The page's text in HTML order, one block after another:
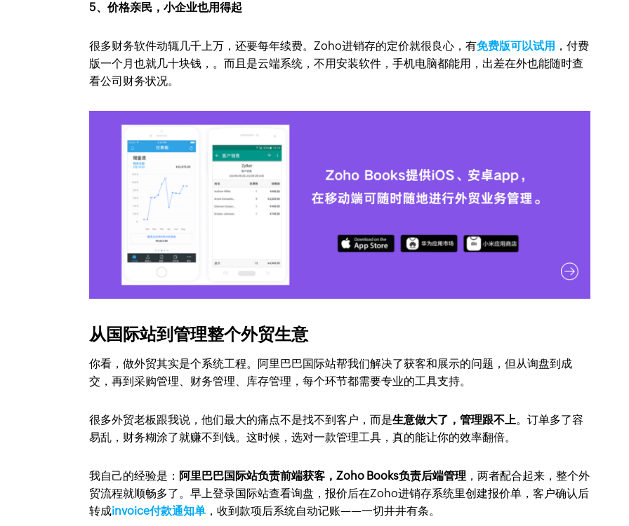
5、价格亲民，小企业也用得起
很多财务软件动辄几千上万，还要每年续费。Zoho进销存的定价就很良心，有免费版可以试用 ，付费
版一个月也就几十块钱，。而且是云端系统，不用安装软件，手机电脑都能用，出差在外也能随时查
看公司财务状况。
从国际站到管理整个外贸生意
你看，做外贸其实是个系统工程。阿里巴巴国际站帮我们解决了获客和展示的问题，但从询盘到成
交，再到采购管理、财务管理、库存管理，每个环节都需要专业的工具支持。
很多外贸老板跟我说，他们最大的痛点不是找不到客户，而是生意做大了，管理跟不上。订单多了容
易乱，财务糊涂了就赚不到钱。这时候，选对一款管理工具，真的能让你的效率翻倍。
我自己的经验是： 阿里巴巴国际站负责前端获客，Zoho Books负责后端管理 ，两者配合起来，整个外
贸流程就顺畅多了。早上登录国际站查看询盘，报价后在Zoho进销存系统里创建报价单，客户确认后
转成invoice付款通知单 ，收到款项后系统自动记账——一切井井有条。